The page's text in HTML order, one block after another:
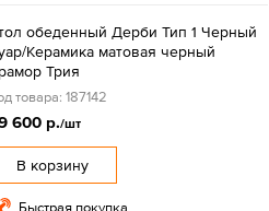
обеденный Дерби Тип 1 Черный
Керамика матовая черный
Трия
товара: 187142
600 р./шт
В корзину
Быстрая покупка